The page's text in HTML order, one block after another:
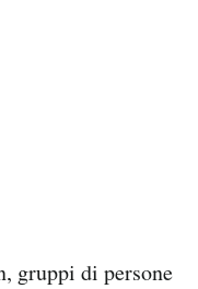
gruppi di persone